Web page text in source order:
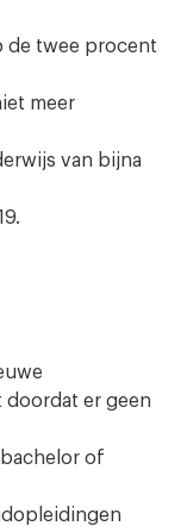
de twee procent
meer
van bijna
doordat er geen
of